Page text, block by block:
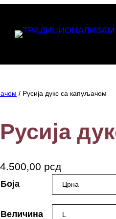
/ Русија дукс са капуљачом
Русија
4.500,00 рсд
Боја
Величина